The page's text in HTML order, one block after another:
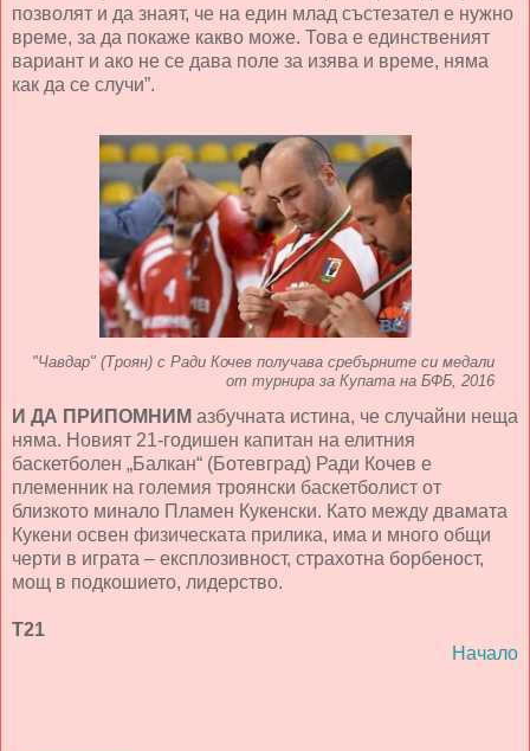
позволят и да знаят, че на един млад състезател е нужно
време, за да покаже какво може. Това е единственият
вариант и ако не се дава поле за изява и време, няма
как да се случи”.
"Чавдар" (Троян) с Ради Кочев получава сребърните си медали
от турнира за Купата на БФБ, 2016
И ДА ПРИПОМНИМ азбучната истина, че случайни неща
няма. Новият 21-годишен капитан на елитния
баскетболен „Балкан“ (Ботевград) Ради Кочев е
племенник на големия троянски баскетболист от
близкото минало Пламен Кукенски. Като между двамата
Кукени освен физическата прилика, има и много общи
черти в играта – експлозивност, страхотна борбеност,
мощ в подкошието, лидерство.
Т21
Начало